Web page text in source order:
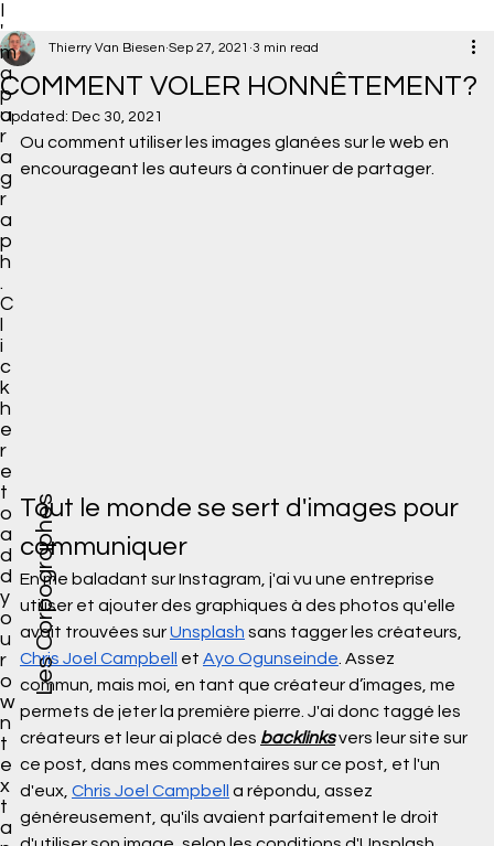
I
'
m
a
p
a
r
a
g
r
a
p
h
.
C
l
i
c
k
h
e
r
e
t
o
a
d
d
y
o
u
r
o
w
n
t
e
x
t
a
COMMENT VOLER HONNÊTEMENT?
Thierry Van Biesen Sep 27, 2021 3 min read
Updated: Dec 30, 2021
Ou comment utiliser les images glanées sur le web en
encourageant les auteurs à continuer de partager.
Tout le monde se sert d'images pour
communiquer
En me baladant sur Instagram, j'ai vu une entreprise
utiliser et ajouter des graphiques à des photos qu'elle
avait trouvées sur Unsplash sans tagger les créateurs,
Chris Joel Campbell
et Ayo Ogunseinde . Assez
commun, mais moi, en tant que créateur d’images, me
permets de jeter la première pierre. J'ai donc taggé les
créateurs et leur ai placé des backlinks vers leur site sur
ce post, dans mes commentaires sur ce post, et l'un
d'eux, Chris Joel Campbell
a répondu, assez
généreusement, qu'ils avaient parfaitement le droit
Les Corpographes